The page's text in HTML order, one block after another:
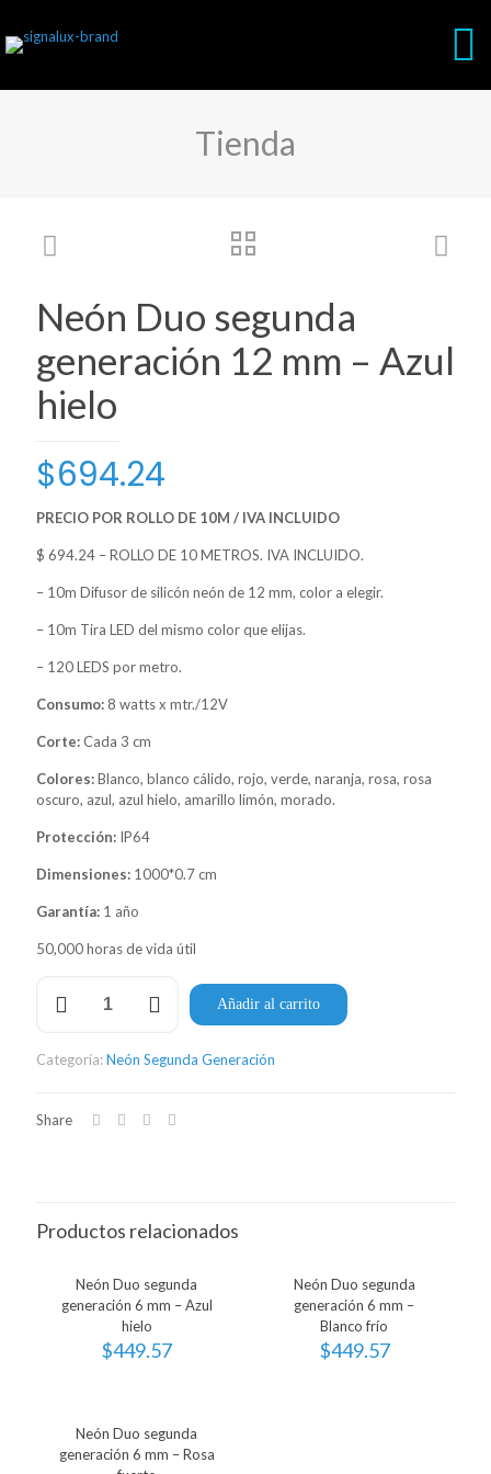
Tienda
Neón Duo segunda
generación 12 mm – Azul
hielo
$694.24
PRECIO POR ROLLO DE 10M / IVA INCLUIDO
$ 694.24 – ROLLO DE 10 METROS. IVA INCLUIDO.
– 10m Difusor de silicón neón de 12 mm, color a elegir.
– 10m Tira LED del mismo color que elijas.
– 120 LEDS por metro.
Consumo: 8 watts x mtr./12V
Corte:Cada 3 cm
Colores:Blanco, blanco cálido, rojo, verde, naranja, rosa, rosa
oscuro, azul, azul hielo, amarillo limón, morado.
Protección: IP64
Dimensiones: 1000*0.7 cm
Garantía: 1 año
50,000 horas de vida útil
12
Azul
Añadir al carrito
Categoría:Neón Segunda Generación
Share
Productos relacionados
Neón Duo segunda
generación 6 mm – Azul
hielo
$449.57
Neón Duo segunda
generación 6 mm –
Blanco frío
$449.57
Neón Duo segunda
generación 6 mm – Rosa